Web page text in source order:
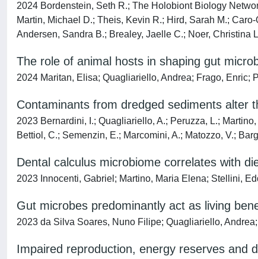
2024 Bordenstein, Seth R.; The Holobiont Biology
Martin, Michael D.; Theis, Kevin R.; Hird, Sarah M.;
Andersen, Sandra B.; Brealey, Jaelle C.; Noer, Christina
The role of animal hosts in shaping gut
2024 Maritan, Elisa; Quagliariello, Andrea; Frago, Enric;
Contaminants from dredged sediments alter
2023 Bernardini, I.; Quagliariello, A.; Peruzza, L.;
Bettiol, C.; Semenzin, E.; Marcomini, A.; Matozzo, V.;
Dental calculus microbiome correlates with
2023 Innocenti, Gabriel; Martino, Maria Elena; Stellini,
Gut microbes predominantly act as living
2023 da Silva Soares, Nuno Filipe; Quagliariello,
Impaired reproduction, energy reserves and